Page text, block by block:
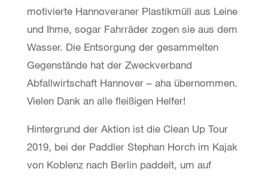
motivierte Hannoveraner Plastikmüll aus Leine
und Ihme, sogar Fahrräder zogen sie aus dem
Wasser. Die Entsorgung der gesammelten
Gegenstände hat der Zweckverband
Abfallwirtschaft Hannover – aha übernommen.
Vielen Dank an alle fleißigen Helfer!
Hintergrund der Aktion ist die Clean Up Tour
2019, bei der Paddler Stephan Horch im Kajak
von Koblenz nach Berlin paddelt, um auf